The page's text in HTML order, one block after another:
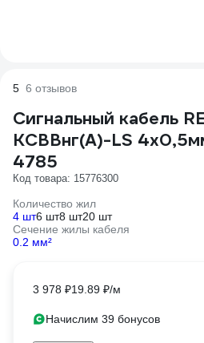
5 6 отзывов
Сигнальный кабель
KСВВнг(А)-LS
4785
Код товара: 15776300
Количество жил
4 шт6 шт8 шт20 шт
Сечение жилы кабеля
0.2 мм²
3 978 ₽19.89 ₽/м
Начислим 39 бонусов